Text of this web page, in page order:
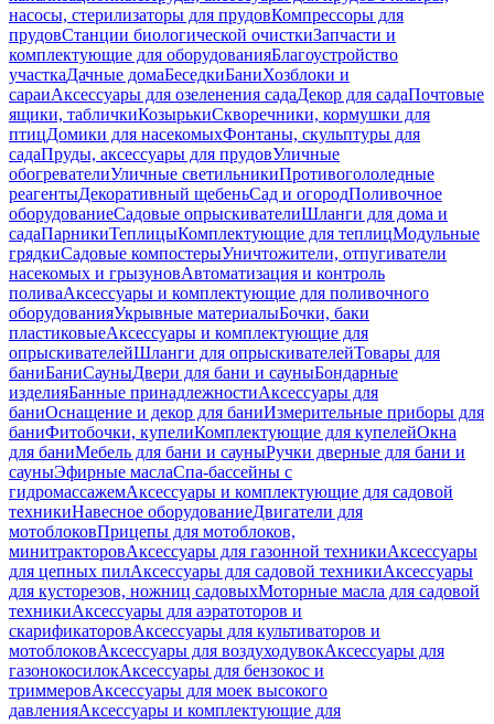
насосы, стерилизаторы для прудовКомпрессоры для
прудовСтанции биологической очисткиЗапчасти и
комплектующие для оборудованияБлагоустройство
участкаДачные домаБеседкиБаниХозблоки и
сараиАксессуары для озеленения садаДекор для садаПочтовые
ящики, табличкиКозырькиСкворечники, кормушки для
птицДомики для насекомыхФонтаны, скульптуры для
садаПруды, аксессуары для прудовУличные
обогревателиУличные светильникиПротивогололедные
реагентыДекоративный щебеньСад и огородПоливочное
оборудованиеСадовые опрыскивателиШланги для дома и
садаПарникиТеплицыКомплектующие для теплицМодульные
грядкиСадовые компостерыУничтожители, отпугиватели
насекомых и грызуновАвтоматизация и контроль
поливаАксессуары и комплектующие для поливочного
оборудованияУкрывные материалыБочки, баки
пластиковыеАксессуары и комплектующие для
опрыскивателейШланги для опрыскивателейТовары для
баниБаниСауныДвери для бани и сауныБондарные
изделияБанные принадлежностиАксессуары для
баниОснащение и декор для баниИзмерительные приборы для
баниФитобочки, купелиКомплектующие для купелейОкна
для баниМебель для бани и сауныРучки дверные для бани и
сауныЭфирные маслаСпа-бассейны с
гидромассажемАксессуары и комплектующие для садовой
техникиНавесное оборудованиеДвигатели для
мотоблоковПрицепы для мотоблоков,
минитракторовАксессуары для газонной техникиАксессуары
для цепных пилАксессуары для садовой техникиАксессуары
для кусторезов, ножниц садовыхМоторные масла для садовой
техникиАксессуары для аэратоторов и
скарификаторовАксессуары для культиваторов и
мотоблоковАксессуары для воздуходувокАксессуары для
газонокосилокАксессуары для бензокос и
триммеровАксессуары для моек высокого
давленияАксессуары и комплектующие для